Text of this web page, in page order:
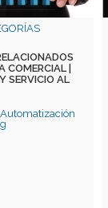
COMERCIAL |
SERVICIO AL